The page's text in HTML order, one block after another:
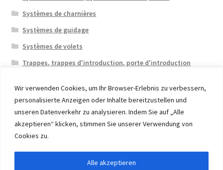
Wir verwenden Cookies, um Ihr Browser-Erlebnis zu verbessern,
personalisierte Anzeigen oder Inhalte bereitzustellen und
unseren Datenverkehr zu analysieren. Indem Sie auf „Alle
akzeptieren“ klicken, stimmen Sie unserer Verwendung von
Cookies zu.
Alle akzeptieren
Systèmes de charnières
Systèmes de guidage
Systèmes de volets
Trappes, trappes d'introduction, porte d'introduction
© 2026 Eruon Trade UG, Germany, member of the ERUON